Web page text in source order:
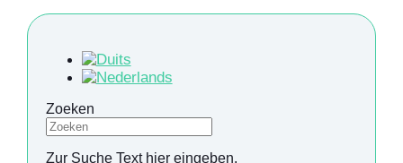
Zoeken
Zur Suche Text hier eingeben.